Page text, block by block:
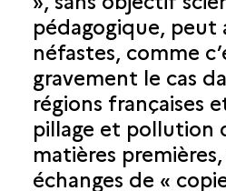
pédagogique, peut
néfastes, comme
gravement le cas
régions françaises
pillage et pollution
matières
échanges de «